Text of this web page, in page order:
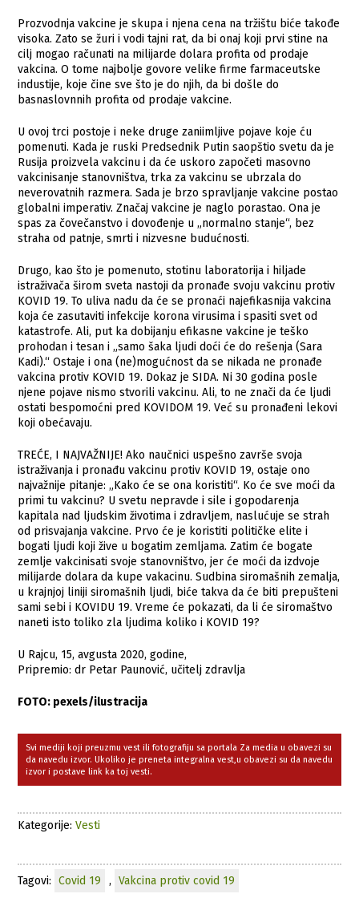
Prozvodnja vakcine je skupa i njena cena na tržištu biće takođe
visoka. Zato se žuri i vodi tajni rat, da bi onaj koji prvi stine na
cilj mogao računati na milijarde dolara profita od prodaje
vakcina. O tome najbolje govore velike firme farmaceutske
industije, koje čine sve što je do njih, da bi došle do
basnaslovnnih profita od prodaje vakcine.
U ovoj trci postoje i neke druge zaniimljive pojave koje ću
pomenuti. Kada je ruski Predsednik Putin saopštio svetu da je
Rusija proizvela vakcinu i da će uskoro započeti masovno
vakcinisanje stanovništva, trka za vakcinu se ubrzala do
neverovatnih razmera. Sada je brzo spravljanje vakcine postao
globalni imperativ. Značaj vakcine je naglo porastao. Ona je
spas za čovečanstvo i dovođenje u „normalno stanje“, bez
straha od patnje, smrti i nizvesne budućnosti.
Drugo, kao što je pomenuto, stotinu laboratorija i hiljade
istraživača širom sveta nastoji da pronađe svoju vakcinu protiv
KOVID 19. To uliva nadu da će se pronaći najefikasnija vakcina
koja će zasutaviti infekcije korona virusima i spasiti svet od
katastrofe. Ali, put ka dobijanju efikasne vakcine je teško
prohodan i tesan i „samo šaka ljudi doći će do rešenja (Sara
Kadi).“ Ostaje i ona (ne)mogućnost da se nikada ne pronađe
vakcina protiv KOVID 19. Dokaz je SIDA. Ni 30 godina posle
njene pojave nismo stvorili vakcinu. Ali, to ne znači da će ljudi
ostati bespomoćni pred KOVIDOM 19. Već su pronađeni lekovi
koji obećavaju.
TREĆE, I NAJVAŽNIJE! Ako naučnici uspešno završe svoja
istraživanja i pronađu vakcinu protiv KOVID 19, ostaje ono
najvažnije pitanje: „Kako će se ona koristiti“. Ko će sve moći da
primi tu vakcinu? U svetu nepravde i sile i gopodarenja
kapitala nad ljudskim životima i zdravljem, naslućuje se strah
od prisvajanja vakcine. Prvo će je koristiti političke elite i
bogati ljudi koji žive u bogatim zemljama. Zatim će bogate
zemlje vakcinisati svoje stanovništvo, jer će moći da izdvoje
milijarde dolara da kupe vakacinu. Sudbina siromašnih zemalja,
u krajnjoj liniji siromašnih ljudi, biće takva da će biti prepušteni
sami sebi i KOVIDU 19. Vreme će pokazati, da li će siromaštvo
naneti isto toliko zla ljudima koliko i KOVID 19?
U Rajcu, 15, avgusta 2020, godine,
Pripremio: dr Petar Paunović, učitelj zdravlja
FOTO: pexels/ilustracija
Svi mediji koji preuzmu vest ili fotografiju sa portala Za media u obavezi su
da navedu izvor. Ukoliko je preneta integralna vest,u obavezi su da navedu
izvor i postave link ka toj vesti.
Kategorije:Vesti
Tagovi: Covid 19 , Vakcina protiv covid 19